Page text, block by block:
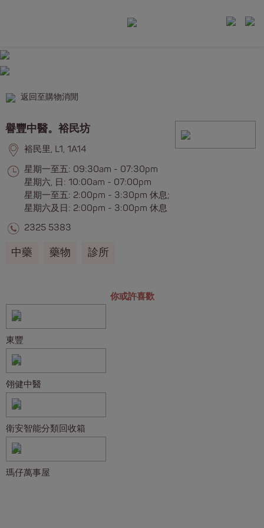
返回至購物消閒
譽豐中醫。裕民坊
裕民里, L1, 1A14
星期一至五: 09:30am - 07:30pm
星期六, 日: 10:00am - 07:00pm
星期一至五: 2:00pm - 3:30pm 休息;
星期六及日: 2:00pm - 3:00pm 休息
2325 5383
中藥 藥物 診所
你或許喜歡
東豐
翎健中醫
衛安智能分類回收箱️
瑪仔萬事屋